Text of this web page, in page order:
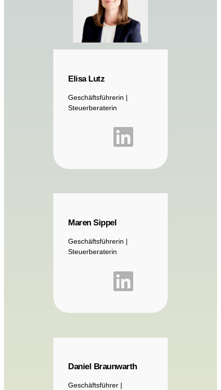
Elisa Lutz
Geschäftsführerin |
Steuerberaterin
Maren Sippel
Geschäftsführerin |
Steuerberaterin
Daniel Braunwarth
Geschäftsführer |